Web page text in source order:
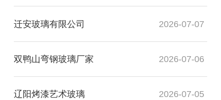
迁安玻璃有限公司 2026-07-07
双鸭山弯钢玻璃厂家 2026-07-06
辽阳烤漆艺术玻璃 2026-07-05